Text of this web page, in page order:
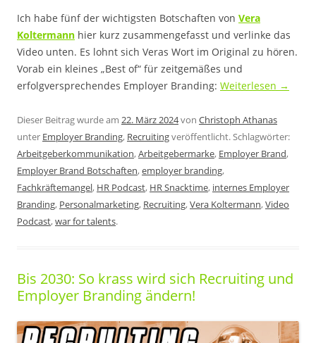
Ich habe fünf der wichtigsten Botschaften von Vera
Koltermann hier kurz zusammengefasst und verlinke das
Video unten. Es lohnt sich Veras Wort im Original zu hören.
Vorab ein kleines „Best of“ für zeitgemäßes und
erfolgversprechendes Employer Branding: Weiterlesen →
Dieser Beitrag wurde am 22. März 2024von Christoph Athanas
unter Employer Branding, Recruitingveröffentlicht. Schlagwörter:
Arbeitgeberkommunikation,Arbeitgebermarke, Employer Brand,
Employer Brand Botschaften,employer branding,
Fachkräftemangel, HR Podcast, HR Snacktime, internes Employer
Branding, Personalmarketing, Recruiting,Vera Koltermann,Video
Podcast,war for talents.
Bis 2030: So krass wird sich Recruiting und
Employer Branding ändern!